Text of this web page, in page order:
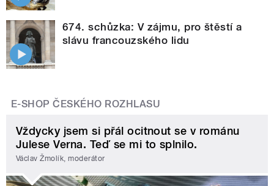
674. schůzka: V zájmu, pro štěstí a
slávu francouzského lidu
E-SHOP ČESKÉHO ROZHLASU
Vždycky jsem si přál ocitnout se v románu
Julese Verna. Teď se mi to splnilo.
Václav Žmolík, moderátor